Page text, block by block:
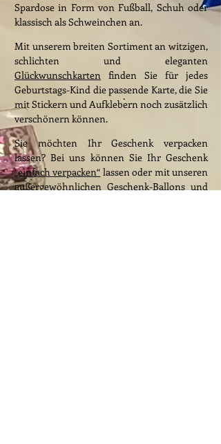
Spardose in Form von Fußball, Schuh oder
klassisch als Schweinchen an.
Mit unserem breiten Sortiment an witzigen,
schlichten und eleganten
Glückwunschkarten finden Sie für jedes
Geburtstags-Kind die passende Karte, die Sie
mit Stickern und Aufklebern noch zusätzlich
verschönern können.
Sie möchten Ihr Geschenk verpacken
lassen? Bei uns können Sie Ihr Geschenk
„einfach verpacken“ lassen oder mit unseren
außergewöhnlichen Geschenk-Ballons und